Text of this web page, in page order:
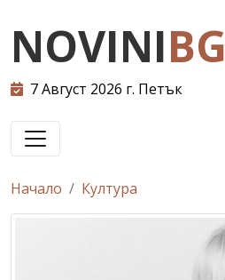
NOVINIBG
7 Август 2026 г. Петък
Начало Култура